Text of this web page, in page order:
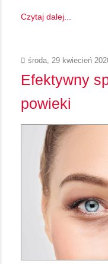
Czytaj dalej...
środa, 29 kwiecień
Efektywny
powieki